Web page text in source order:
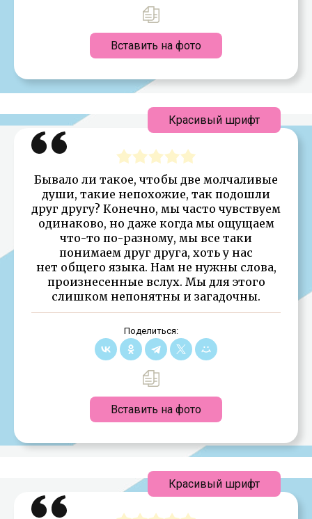
Вставить на фото
Бывало ли такое, чтобы две молчаливые
души, такие непохожие, так подошли
друг другу? Конечно, мы часто чувствуем
одинаково, но даже когда мы ощущаем
что-то по-разному, мы все таки
понимаем друг друга, хоть у нас
нет общего языка. Нам не нужны слова,
произнесенные вслух. Мы для этого
слишком непонятны и загадочны.
Поделиться:
Вставить на фото
Красивый шрифт
Красивый шрифт